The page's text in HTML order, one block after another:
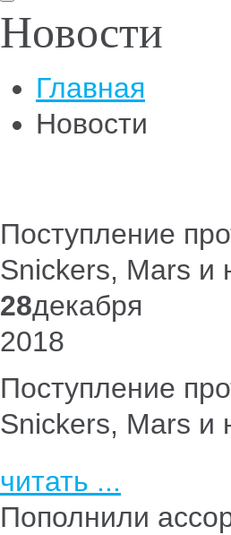
Новости
Главная
Новости
Поступление
Snickers, Mars и
28декабря
2018
Поступление
Snickers, Mars и
читать ...
Пополнили